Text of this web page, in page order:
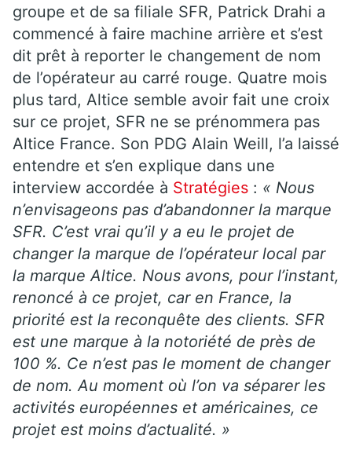
groupe et de sa filiale SFR, Patrick Drahi a
commencé à faire machine arrière et s’est
dit prêt à reporter le changement de nom
de l’opérateur au carré rouge. Quatre mois
plus tard, Altice semble avoir fait une croix
sur ce projet, SFR ne se prénommera pas
Altice France. Son PDG Alain Weill, l’a laissé
entendre et s’en explique dans une
interview accordée à Stratégies : « Nous
n’envisageons pas d’abandonner la marque
SFR. C’est vrai qu’il y a eu le projet de
changer la marque de l’opérateur local par
la marque Altice. Nous avons, pour l’instant,
renoncé à ce projet, car en France, la
priorité est la reconquête des clients. SFR
est une marque à la notoriété de près de
100 %. Ce n’est pas le moment de changer
de nom. Au moment où l’on va séparer les
activités européennes et américaines, ce
projet est moins d’actualité. »